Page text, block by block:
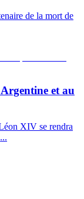
de la mort de
et au
XIV se rendra